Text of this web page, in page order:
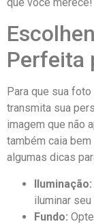
Perfeita⁢
Para ⁣que ‌sua
transmita sua
imagem⁢ que não
também ‌caia‌
algumas ⁤dicas
Iluminação:
iluminar
Fundo: